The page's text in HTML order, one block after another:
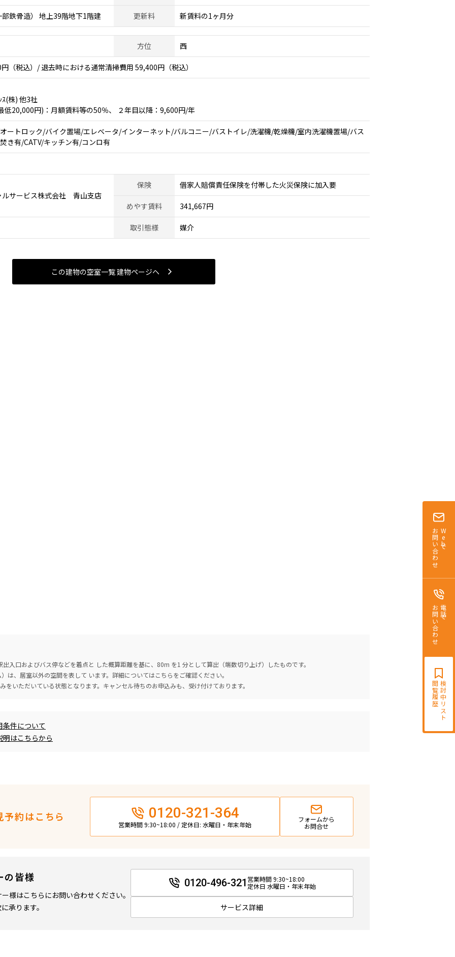
Webで
お問い合わせ
電話で
お問い合わせ
検討中リスト
閲覧履歴
鉄骨造） 地上39階地下1階建 更新料 新賃料の1ヶ月分
方位 西
（税込）/ 退去時における通常清掃費用 59,400円（税込）
ｽ(株) 他3社
低20,000円)：月額賃料等の50％、 ２年目以降：9,600円/年
ートロック/バイク置場/エレベータ/インターネット/バルコニー/バストイレ/洗濯機/乾燥機/室内洗濯機置場/バス
き有/CATV/キッチン有/コンロ有
ルサービス株式会社 青山支店
保険 借家人賠償責任保険を付帯した火災保険に加入要
めやす賃料 341,667円
取引態様 媒介
この建物の空室一覧 建物ページヘ
入口およびバス停などを着点と した概算距離を基に、80m を1 分として算出（端数切り上げ）したものです。
は、居室以外の空間を表して います。詳細についてはこちらをご確認ください。
をいただいている状態となります。キャンセル待ちのお申込みも、受け付けております。
件について
はこちらから
約はこちら 0120-321-364
営業時間 9:30~18:00 / 定休日: 水曜日・年末年始
フォームから
お問合せ
の皆様
様はこちらにお問い合わせください。
承ります。
0120-496-321 営業時間 9:30~18:00
定休日 水曜日・年末年始
サービス詳細